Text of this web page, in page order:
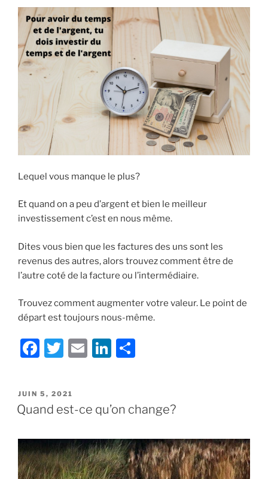
o
o
k
n
Lequel vous manque le plus?
Et quand on a peu d’argent et bien le meilleur
investissement c’est en nous même.
Dites vous bien que les factures des uns sont les
revenus des autres, alors trouvez comment être de
l’autre coté de la facture ou l’intermédiaire.
Trouvez comment augmenter votre valeur. Le point de
départ est toujours nous-même.
F
c
e
o
o
T
itt
er
E
l
Li
e
n
e
PUBLIÉ
LE
JUIN 5, 2021
Quand est-ce qu’on change?